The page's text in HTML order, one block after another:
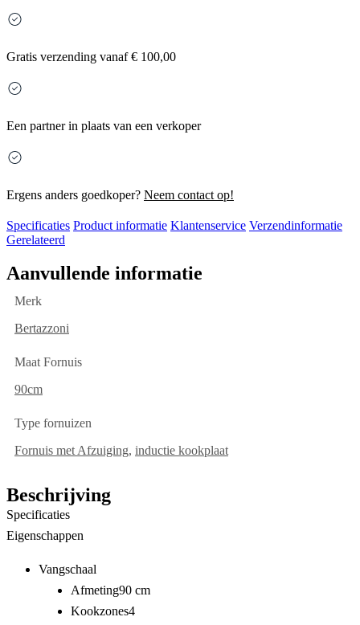
Gratis verzending vanaf € 100,00
Een partner in plaats van een verkoper
Ergens anders goedkoper? Neem contact op!
Specificaties Product informatie Klantenservice Verzendinformatie
Gerelateerd
Aanvullende informatie
Merk
Bertazzoni
Maat Fornuis
90cm
Type fornuizen
Fornuis met Afzuiging, inductie kookplaat
Beschrijving
Specificaties
Eigenschappen
Vangschaal
Afmeting90 cm
Kookzones4